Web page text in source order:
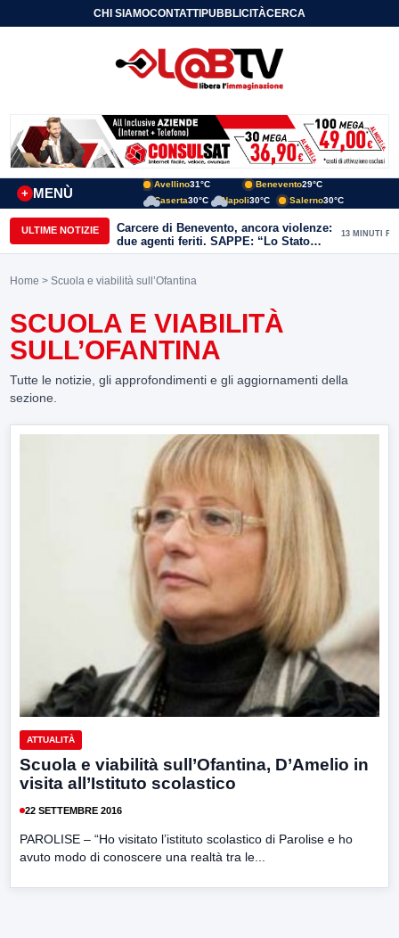
CHI SIAMOCONTATTIPUBBLICITÀCERCA
MENÙ
+
Avellino31°C Benevento29°C
Caserta30°C Napoli30°C Salerno30°C
ULTIME NOTIZIE
Carcere di Benevento, ancora violenze:
due agenti feriti. SAPPE: “Lo Stato
non può arretrare”
13 MINUTI FA
Home > Scuola e viabilità sull’Ofantina
SCUOLA E VIABILITÀ
SULL’OFANTINA
Tutte le notizie, gli approfondimenti e gli aggiornamenti della
sezione.
ATTUALITÀ
Scuola e viabilità sull’Ofantina, D’Amelio in
visita all’Istituto scolastico
22 SETTEMBRE 2016
PAROLISE – “Ho visitato l’istituto scolastico di Parolise e ho
avuto modo di conoscere una realtà tra le...